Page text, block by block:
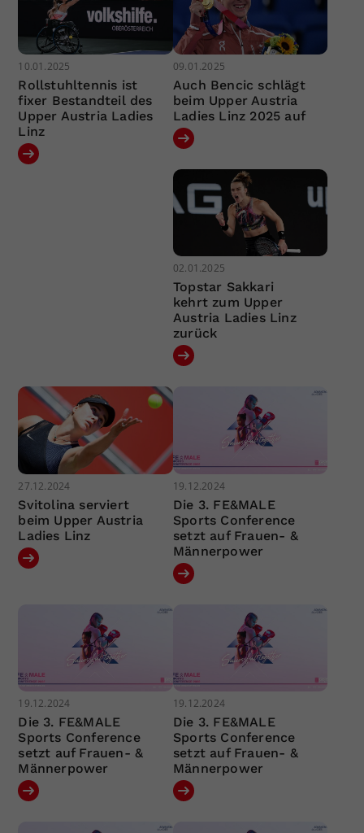
10.01.2025
Rollstuhltennis ist
fixer Bestandteil des
Upper Austria Ladies
Linz
09.01.2025
Auch Bencic schlägt
beim Upper Austria
Ladies Linz 2025 auf
02.01.2025
Topstar Sakkari
kehrt zum Upper
Austria Ladies Linz
zurück
27.12.2024
Svitolina serviert
beim Upper Austria
Ladies Linz
19.12.2024
Die 3. FE&MALE
Sports Conference
setzt auf Frauen- &
Männerpower
19.12.2024
Die 3. FE&MALE
Sports Conference
setzt auf Frauen- &
Männerpower
19.12.2024
Die 3. FE&MALE
Sports Conference
setzt auf Frauen- &
Männerpower